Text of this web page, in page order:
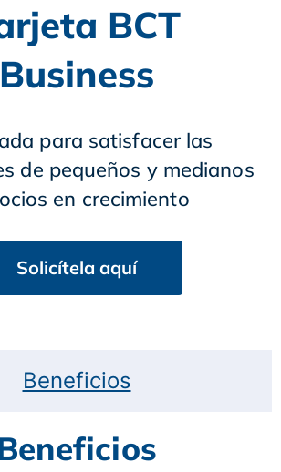
BCT
Business
para satisfacer las
de pequeños y medianos
en crecimiento
Solicítela aquí
Beneficios